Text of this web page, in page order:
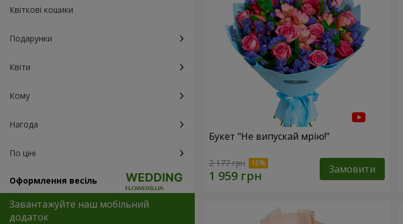
Квіткові кошики
Подарунки
Квіти
Кому
Нагода
По ціні
Оформлення весіль
Завантажуйте наш мобільний
додаток
Букет "Не випускай мрію!"
2 177 грн Замовити